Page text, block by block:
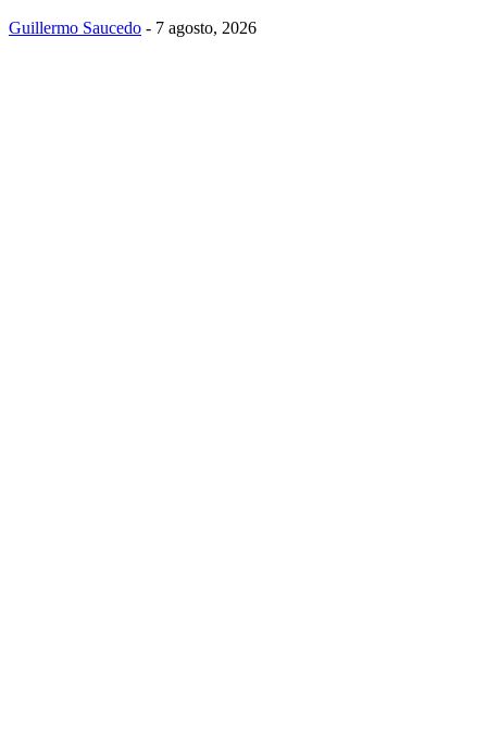
Guillermo Saucedo - 7 agosto, 2026